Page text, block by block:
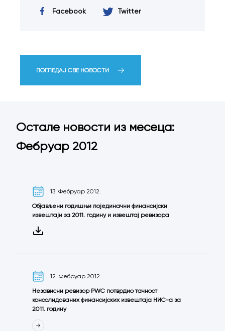
Facebook Twitter
ПОГЛЕДАЈ СВЕ НОВОСТИ
Остале новости из месеца:
Фебруар 2012
13. Фебруар 2012.
Објављени годишњи појединачни финансијски
извештаји за 2011. годину и извештај ревизора
12. Фебруар 2012.
Независни ревизор PWC потврдио тачност
консолидованих финансијских извештаја НИС-а за
2011. годину